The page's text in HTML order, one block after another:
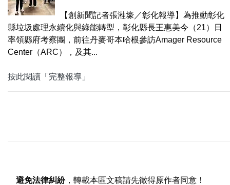
【創新聞記者張溎壕／彰化報導】為推動彰化
縣垃圾處理永續化與綠能轉型，彰化縣長王惠美今（21）日
率領縣府考察團，前往丹麥哥本哈根參訪Amager Resource
Center（ARC），及其...
按此閱讀「完整報導」
避免法律糾紛，轉載本區文稿請先徵得原作者同意！